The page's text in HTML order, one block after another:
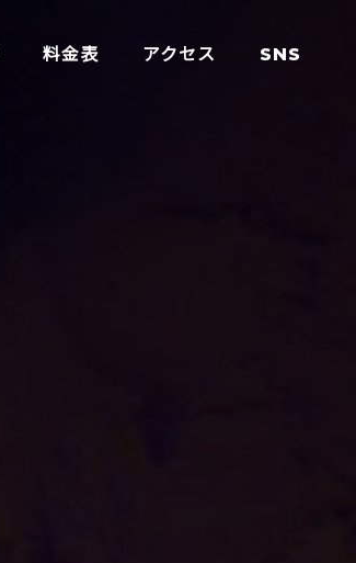
料金表 アクセス SNS